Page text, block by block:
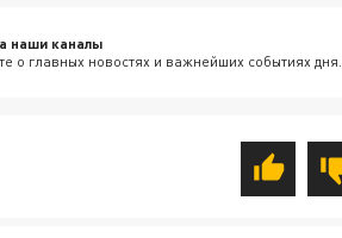
наши каналы
о главных новостях и важнейших событиях дня.